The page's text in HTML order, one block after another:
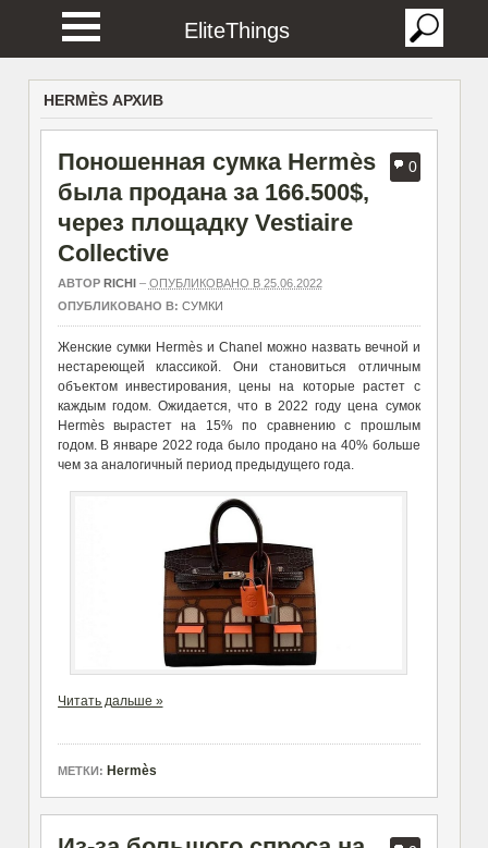
EliteThings
HERMÈS АРХИВ
0
Поношенная сумка Hermès
была продана за 166.500$,
через площадку Vestiaire
Collective
АВТОР RICHI– ОПУБЛИКОВАНО В 25.06.2022
ОПУБЛИКОВАНО В: СУМКИ
Женские сумки Hermès и Chanel можно назвать вечной и
нестареющей классикой. Они становиться отличным
объектом инвестирования, цены на которые растет с
каждым годом. Ожидается, что в 2022 году цена сумок
Hermès вырастет на 15% по сравнению с прошлым
годом. В январе 2022 года было продано на 40% больше
чем за аналогичный период предыдущего года.
Читать дальше »
МЕТКИ: Hermès